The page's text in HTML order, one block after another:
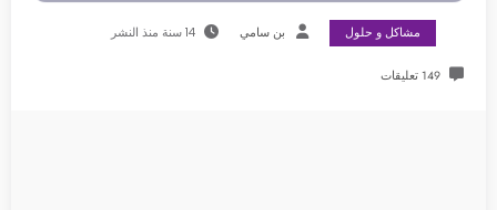
مشاكل و حلول بن سامي 14 سنة منذ النشر
149 تعليقات